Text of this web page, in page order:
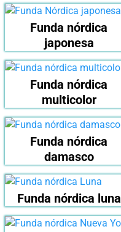
Funda nórdica
japonesa
Funda nórdica
multicolor
Funda nórdica
damasco
Funda nórdica luna